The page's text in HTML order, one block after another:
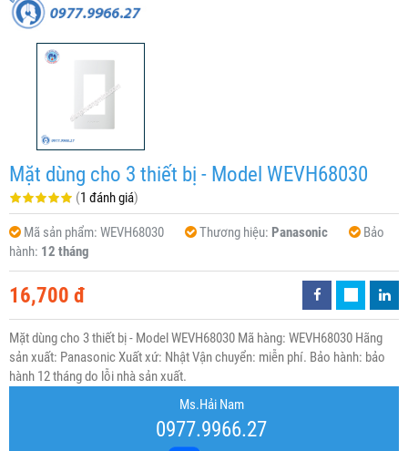
Mặt dùng cho 3 thiết bị - Model WEVH68030
(1 đánh giá)
Mã sản phẩm: WEVH68030 Thương hiệu: Panasonic
Bảo
hành: 12 tháng
16,700 đ
Mặt dùng cho 3 thiết bị - Model WEVH68030 Mã hàng: WEVH68030 Hãng
sản xuất: Panasonic Xuất xứ: Nhật Vận chuyển: miễn phí. Bảo hành: bảo
hành 12 tháng do lỗi nhà sản xuất.
Ms.Hải Nam
0977.9966.27